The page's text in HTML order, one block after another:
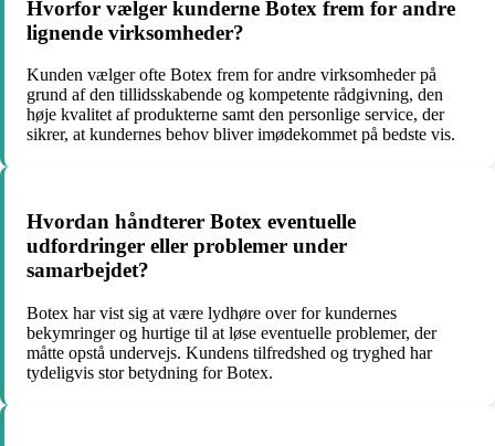
Hvorfor vælger kunderne Botex frem for andre
lignende virksomheder?
Kunden vælger ofte Botex frem for andre virksomheder på
grund af den tillidsskabende og kompetente rådgivning, den
høje kvalitet af produkterne samt den personlige service, der
sikrer, at kundernes behov bliver imødekommet på bedste vis.
Hvordan håndterer Botex eventuelle
udfordringer eller problemer under
samarbejdet?
Botex har vist sig at være lydhøre over for kundernes
bekymringer og hurtige til at løse eventuelle problemer, der
måtte opstå undervejs. Kundens tilfredshed og tryghed har
tydeligvis stor betydning for Botex.